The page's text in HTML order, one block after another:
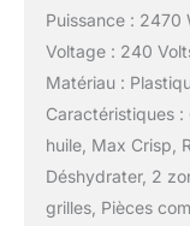
Puissance : 2470
Voltage : 240
Matériau :
Caractéristiques
huile, Max Crisp,
Déshydrater, 2
grilles, Pièces